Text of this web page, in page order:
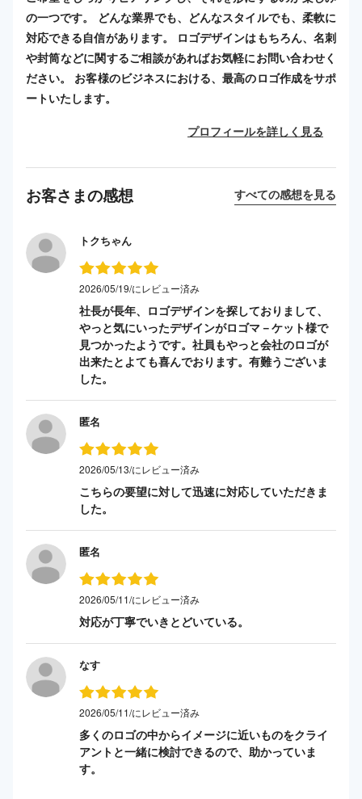
の一つです。 どんな業界でも、どんなスタイルでも、柔軟に
対応できる自信があります。 ロゴデザインはもちろん、名刺
や封筒などに関するご相談があればお気軽にお問い合わせく
ださい。 お客様のビジネスにおける、最高のロゴ作成をサポ
ートいたします。
プロフィールを詳しく見る
お客さまの感想 すべての感想を見る
トクちゃん
2026/05/19/にレビュー済み
社長が長年、ロゴデザインを探しておりまして、
やっと気にいったデザインがロゴマ－ケット様で
見つかったようです。社員もやっと会社のロゴが
出来たとよても喜んでおります。有難うございま
した。
匿名
2026/05/13/にレビュー済み
こちらの要望に対して迅速に対応していただきま
した。
匿名
2026/05/11/にレビュー済み
対応が丁寧でいきとどいている。
なす
2026/05/11/にレビュー済み
多くのロゴの中からイメージに近いものをクライ
アントと一緒に検討できるので、助かっていま
す。